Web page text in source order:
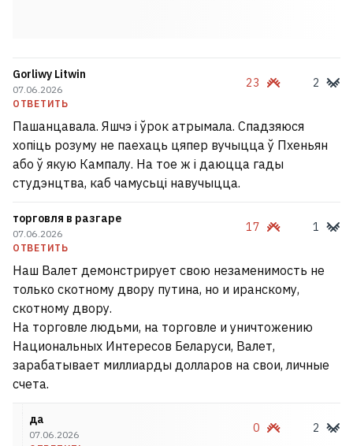
Gorliwy Litwin
07.06.2026
ОТВЕТИТЬ
23 2
Пашанцавала. Яшчэ і ўрок атрымала. Спадзяюся
хопіць розуму не паехаць цяпер вучыцца ў Пхеньян
або ў якую Кампалу. На тое ж і даюцца гады
студэнцтва, каб чамусьці навучыцца.
торговля в разгаре
07.06.2026
ОТВЕТИТЬ
17 1
Наш Валет демонстрирует свою незаменимость не
только скотному двору путина, но и иранскому,
скотному двору.
На торговле людьми, на торговле и уничтожению
Национальных Интересов Беларуси, Валет,
зарабатывает миллиарды долларов на свои, личные
счета.
да
07.06.2026
0 2